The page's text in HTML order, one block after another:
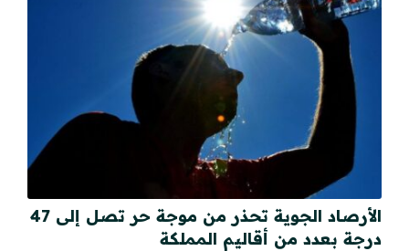
الأرصاد الجوية تحذر من موجة حر تصل إلى 47
درجة بعدد من أقاليم المملكة